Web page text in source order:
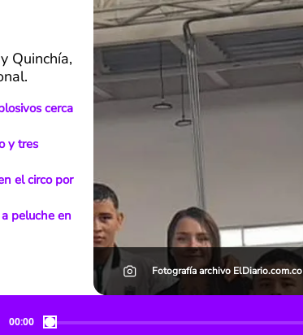
Quinchía,
cerca
y tres
el circo por
peluche en
Fotografía archivo ElDiario.com.co
00:00